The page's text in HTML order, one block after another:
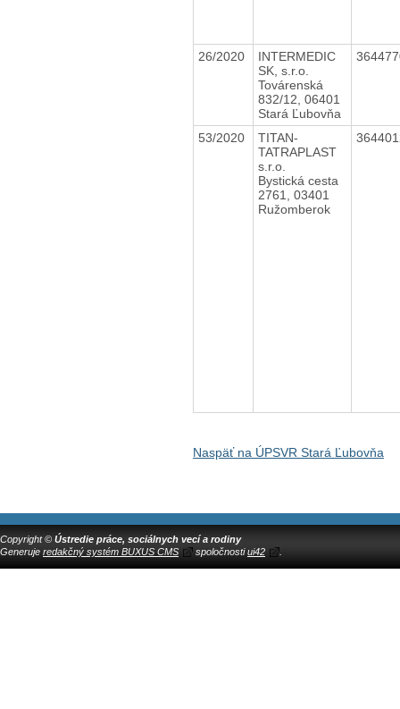
26/2020
INTERMEDIC
SK, s.r.o.
Továrenská
832/12, 06401
Stará Ľubovňa
53/2020
TITAN-
TATRAPLAST
s.r.o.
Bystická cesta
2761, 03401
Ružomberok
Naspäť na ÚPSVR Stará Ľubovňa
Copyright © Ústredie práce, sociálnych vecí a rodiny
Generuje redakčný systém BUXUS CMS spoločnostiui42